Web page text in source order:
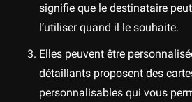
signifie que le destinataire
l’utiliser quand il le souhaite.
Elles peuvent être
détaillants proposent des
personnalisables qui vous